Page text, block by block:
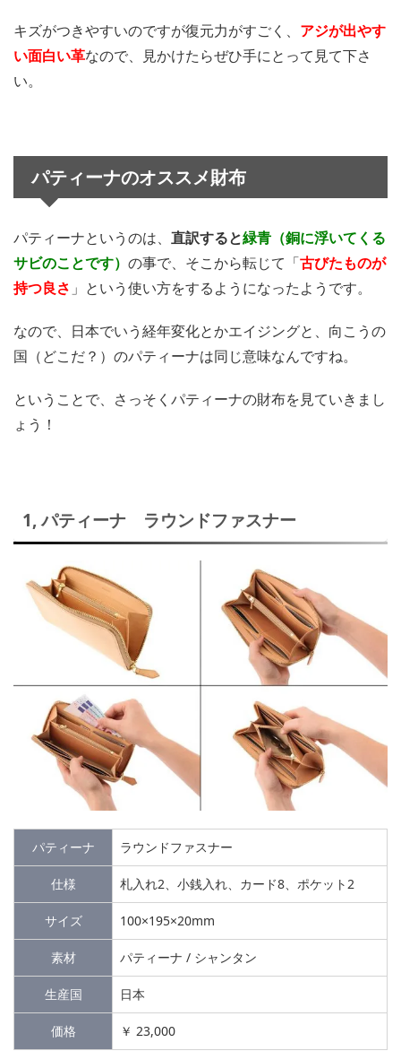
キズがつきやすいのですが復元力がすごく、 アジが出やす
い面白い革なので、見かけたらぜひ手にとって見て下さ
い。
パティーナのオススメ財布
パティーナというのは、 直訳すると緑青（銅に浮いてくる
サビのことです） の事で、そこから転じて「古びたものが
持つ良さ 」という使い方をするようになったようです。
なので、日本でいう経年変化とかエイジングと、向こうの
国（どこだ？）のパティーナは同じ意味なんですね。
ということで、さっそくパティーナの財布を見ていきまし
ょう！
1, パティーナ ラウンドファスナー
パティーナ ラウンドファスナー
仕様 札入れ2、小銭入れ、カード8、ポケット2
サイズ 100×195×20mm
素材 パティーナ / シャンタン
生産国 日本
価格 ￥ 23,000